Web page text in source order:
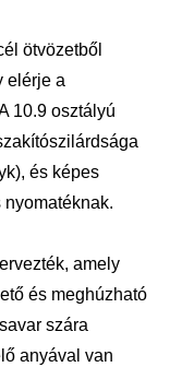
ötvözetből
elérje a
10.9 osztályú
és képes
amely
és meghúzható
szára
anyával van